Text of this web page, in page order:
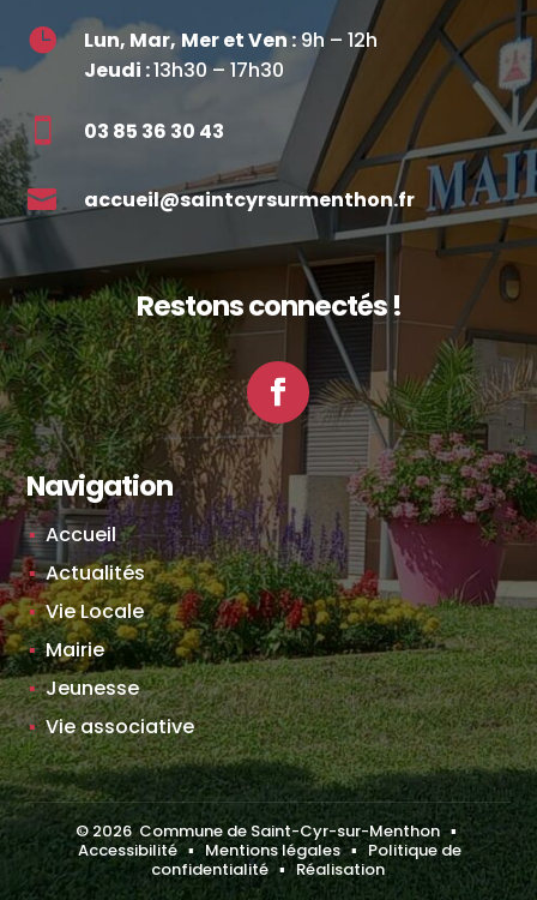
 Lun, Mar,Mer et Ven :9h – 12h
Jeudi :13h30 – 17h30
 03 85 36 30 43
 accueil@saintcyrsurmenthon.fr
Restons connectés !
Facebook
Navigation
Accueil
Actualités
Vie Locale
Mairie
Jeunesse
Vie associative
©2026Commune de Saint-Cyr-sur-Menthon ▪
Accessibilité▪Mentions légales▪ Politique de
confidentialité▪Réalisation